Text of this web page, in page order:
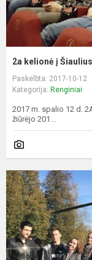
2a kelionė į Šiaulius
Paskelbta: 2017-10-12
Kategorija: Renginiai
2017 m. spalio 12 d.
žiūrėjo 201...